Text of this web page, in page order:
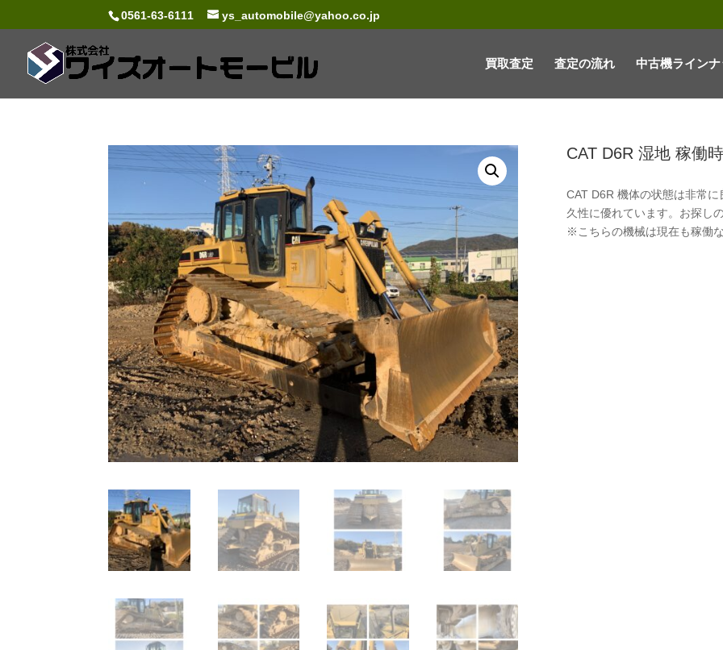
0561-63-6111 ys_automobile@yahoo.co.jp
買取査定 査定の流れ 中古機ライン
CAT D6R 湿地 稼働
CAT D6R 機体の状態は非常
久性に優れています。お探し
※こちらの機械は現在も稼働